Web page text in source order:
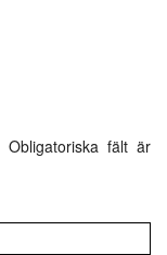
Obligatoriska fält är